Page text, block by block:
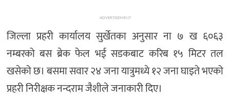
ADVERTISEMENT
जिल्ला प्रहरी कार्यालय सुर्खेतका अनुसार ना ७ ख ६०६३
नम्बरको बस ब्रेक फेल भई सडकबाट करिब १५ मिटर तल
खसेको छ। बसमा सवार २४ जना यात्रुमध्ये १२ जना घाइते भएको
प्रहरी निरीक्षक नन्दराम जैशीले जनाकारी दिए।